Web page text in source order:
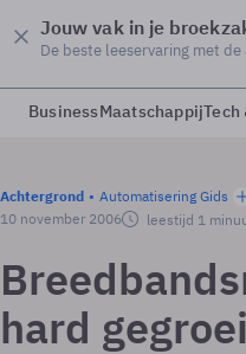
Jouw vak in je
De beste leeservaring met de
BusinessMaatschappijTech
Achtergrond Automatisering Gids
10 november 2006
leestijd 1
hard